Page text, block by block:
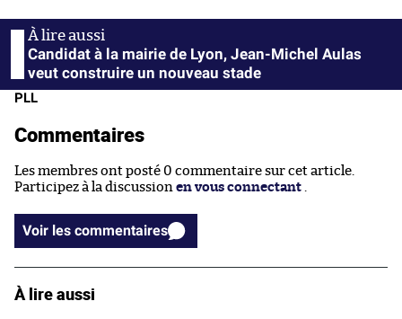
Candidat à la mairie de Lyon, Jean-Michel Aulas
veut construire un nouveau stade
PLL
Commentaires
Les membres ont posté 0 commentaire sur cet article.
Participez à la discussion en vous connectant .
Voir les commentaires
À lire aussi